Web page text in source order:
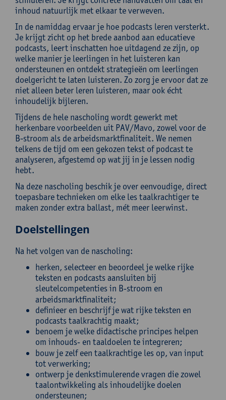
inhoud natuurlijk met elkaar te verweven.
In de namiddag ervaar je hoe podcasts leren versterkt.
Je krijgt zicht op het brede aanbod aan educatieve
podcasts, leert inschatten hoe uitdagend ze zijn, op
welke manier je leerlingen in het luisteren kan
ondersteunen en ontdekt strategieën om leerlingen
doelgericht te laten luisteren. Zo zorg je ervoor dat ze
niet alleen beter leren luisteren, maar ook écht
inhoudelijk bijleren.
Tijdens de hele nascholing wordt gewerkt met
herkenbare voorbeelden uit PAV/Mavo, zowel voor de
B-stroom als de arbeidsmarktfinaliteit. We nemen
telkens de tijd om een gekozen tekst of podcast te
analyseren, afgestemd op wat jij in je lessen nodig
hebt.
Na deze nascholing beschik je over eenvoudige, direct
toepasbare technieken om elke les taalkrachtiger te
maken zonder extra ballast, mét meer leerwinst.
Doelstellingen
Na het volgen van de nascholing:
herken, selecteer en beoordeel je welke rijke
teksten en podcasts aansluiten bij
sleutelcompetenties in B‑stroom en
arbeidsmarktfinaliteit;
definieer en beschrijf je wat rijke teksten en
podcasts taalkrachtig maakt;
benoem je welke didactische principes helpen
om inhouds‑ en taaldoelen te integreren;
bouw je zelf een taalkrachtige les op, van input
tot verwerking;
ontwerp je denkstimulerende vragen die zowel
taalontwikkeling als inhoudelijke doelen
ondersteunen;